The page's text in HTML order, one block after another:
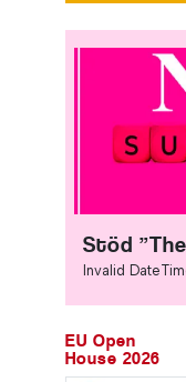
Stöd
Invalid
EU Open
House 2026